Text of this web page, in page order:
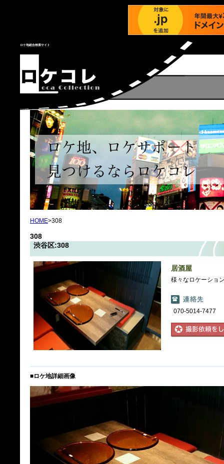
ロケ地総合検索サイト
HOME>308
308
渋谷区:308
居酒屋
様々なロケーショ
070-5014-7477
■ロケ地詳細画像